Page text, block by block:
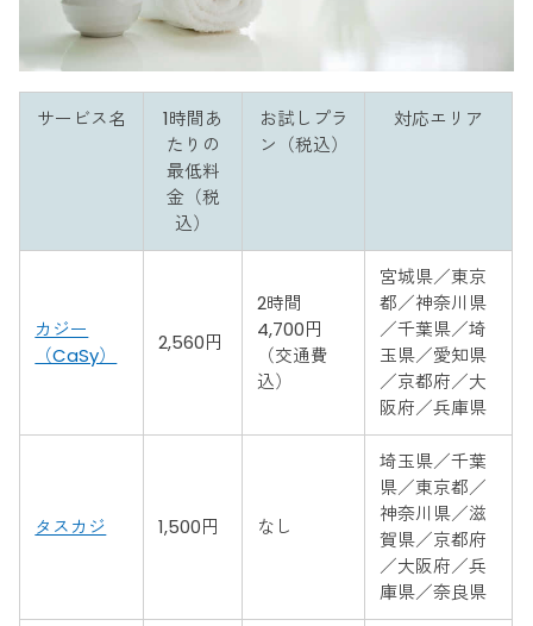
サービス名
1時間あ
たりの
最低料
金（税
込）
お試しプラ
ン（税込）
対応エリア
カジー
（CaSy）
2,560円
2時間
4,700円
（交通費
込）
宮城県／東京
都／神奈川県
／千葉県／埼
玉県／愛知県
／京都府／大
阪府／兵庫県
タスカジ 1,500円 なし
埼玉県／千葉
県／東京都／
神奈川県／滋
賀県／京都府
／大阪府／兵
庫県／奈良県